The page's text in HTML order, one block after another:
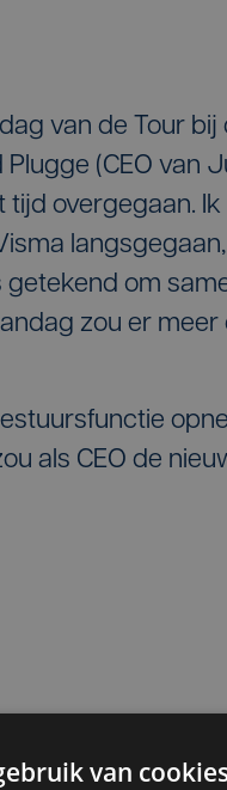
van de Tour bij
(CEO van
tijd overgegaan.
om
zou er meer
als CEO de
van